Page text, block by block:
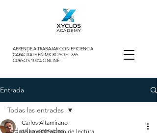
APRENDE A TRABAJAR CON EFICIENCIA
CAPACÍTATE EN MICROSOFT 365
CURSOS 100% ONLINE
Entrada
Todas las entradas
Todas las entradas
Carlos Altamirano
18 jun 2025 4 min de lectura